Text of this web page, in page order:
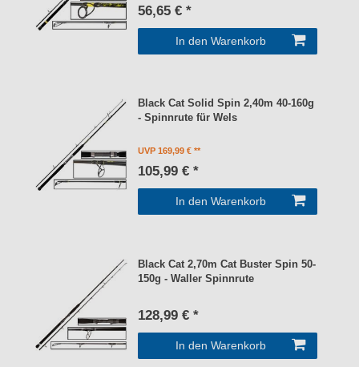
56,65 € *
In den Warenkorb
Black Cat Solid Spin 2,40m 40-160g
- Spinnrute für Wels
UVP 169,99 €
105,99 € *
In den Warenkorb
Black Cat 2,70m Cat Buster Spin 50-
150g - Waller Spinnrute
128,99 € *
In den Warenkorb